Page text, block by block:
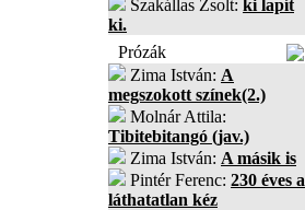
Szakállas Zsolt: ki lapít
ki.
Prózák
Zima István: A
megszokott színek(2.)
Molnár Attila:
Tibitebitangó (jav.)
Zima István: A másik is
Pintér Ferenc: 230 éves a
láthatatlan kéz